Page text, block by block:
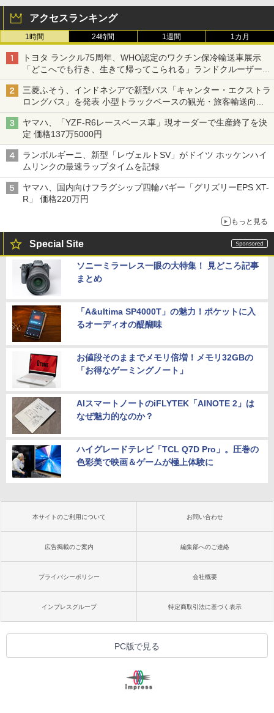
アクセスランキング
1時間 24時間 1週間 1カ月
トヨタ ランクル75周年、WHO認定のワクチン保冷輸送車展示
「どこへでも行き、生きて帰ってこられる」ランドクルーザーで
命をつなぐ
三菱ふそう、インドネシアで新型バス「キャンター・エクストラ
ロングバス」を発表 小型トラックベースの観光・旅客輸送向け
バス
ヤマハ、「YZF-R6レースベース車」現オーダーで生産終了を決
定 価格137万5000円
ランボルギーニ、新型「レヴェルトSV」がドイツ ホッケンハイ
ムリンクの最速ラップタイムを記録
ヤマハ、国内向けフラグシップ四輪バギー「グリズリーEPS XT-
R」 価格220万円
もっと見る
Special Site
ソニーミラーレス一眼の大特集！ 見どころ記事
まとめ
「A&ultima SP4000T」の魅力！ポケットに入
るオーディオの醍醐味
お値段そのままでメモリ倍増！メモリ32GBの
「お得なゲーミングノート」
AIスマートノートのiFLYTEK「AINOTE 2」は
なぜ魅力的なのか？
ハイグレードテレビ「TCL Q7D Pro」。圧巻の
色彩美で映画＆ゲームが極上体験に
本サイトのご利用について お問い合わせ
広告掲載のご案内 編集部へのご連絡
プライバシーポリシー 会社概要
インプレスグループ 特定商取引法に基づく表示
PC版で見る